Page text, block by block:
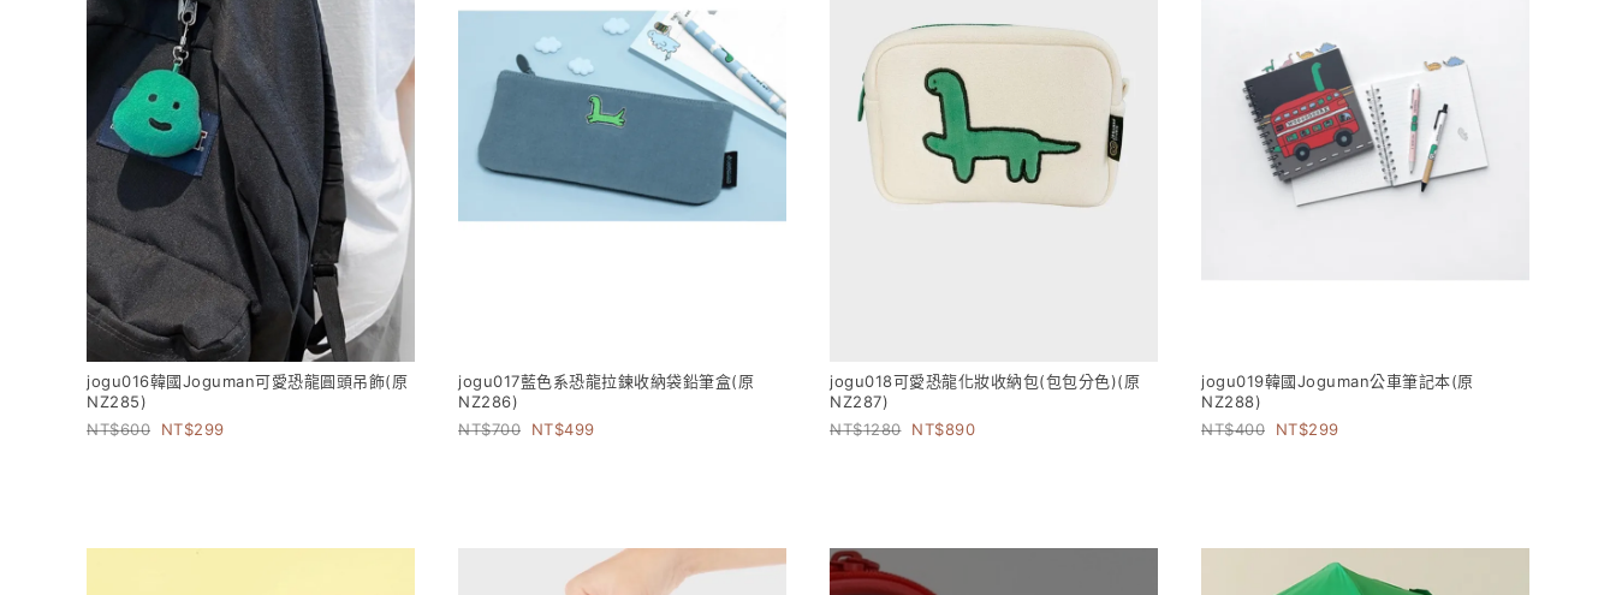
jogu016韓國Joguman可愛恐龍圓頭吊飾(原
NZ285)
600
299
jogu017藍色系恐龍拉鍊收納袋鉛筆盒(原
NZ286)
700
499
jogu018可愛恐龍化妝收納包(包包分色)(原
NZ287)
1280
890
jogu019韓國Joguman公車筆記本(原
NZ288)
400
299